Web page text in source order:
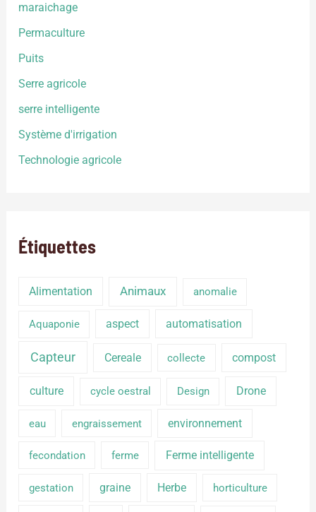
maraichage
Permaculture
Puits
Serre agricole
serre intelligente
Système d'irrigation
Technologie agricole
Étiquettes
Alimentation Animaux anomalie
Aquaponie aspect automatisation
Capteur Cereale collecte compost
culture cycle oestral Design Drone
eau engraissement environnement
fecondation ferme Ferme intelligente
gestation graine Herbe horticulture